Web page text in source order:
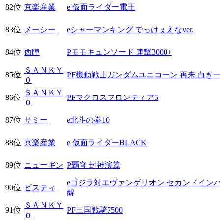
82位 京楽産業 e 仮面ライダー電王
83位 メーシー eシャーマンキング でっけぇえなver.
84位 西陣 Pモモキュンソード 速撃3000+
85位
ＳＡＮＫＹ
Ｏ
PF機動戦士ガンダムユニコーン 再来 白き
86位
ＳＡＮＫＹ
Ｏ
PFマクロスフロンティア5
87位 サミー e北斗の拳10
88位 京楽産業 e 仮面ライダーBLACK
89位 ニューギン P覇穹 封神演義
90位 ビスティ
eゴジラ対エヴァンゲリオン セカンドイン
醒
91位
ＳＡＮＫＹ
Ｏ
PF三国戦騎7500